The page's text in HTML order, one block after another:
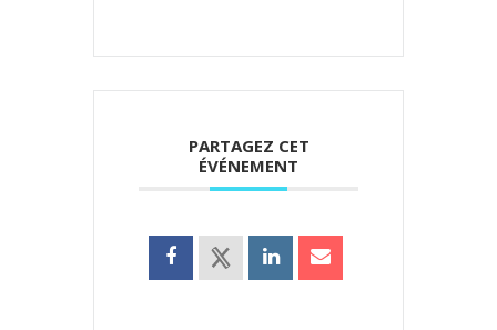
PARTAGEZ CET
ÉVÉNEMENT